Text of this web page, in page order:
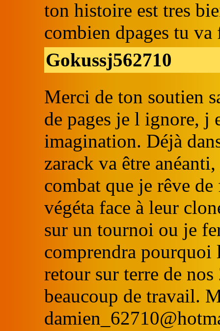
ton histoire est tres
combien dpages tu va
Gokussj562710
Merci de ton soutien
de pages je l ignore, j
imagination. Déjà
zarack va être
combat que je rêve
végéta face à leur
sur un tournoi ou je
comprendra pourquoi
retour sur terre de
beaucoup de travail.